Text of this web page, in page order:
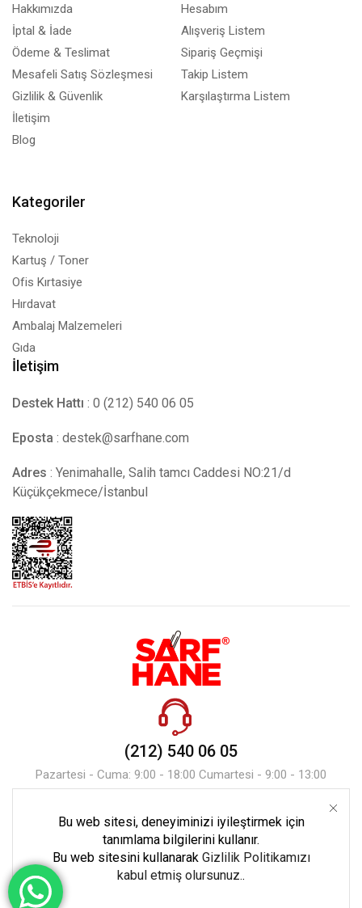
Hakkımızda
İptal & İade
Ödeme & Teslimat
Mesafeli Satış Sözleşmesi
Gizlilik & Güvenlik
İletişim
Blog
Hesabım
Alışveriş Listem
Sipariş Geçmişi
Takip Listem
Karşılaştırma Listem
Kategoriler
Teknoloji
Kartuş / Toner
Ofis Kırtasiye
Hırdavat
Ambalaj Malzemeleri
Gıda
İletişim
Destek Hattı : 0 (212) 540 06 05
Eposta : destek@sarfhane.com
Adres : Yenimahalle, Salih tamcı Caddesi NO:21/d
Küçükçekmece/İstanbul
(212) 540 06 05
Pazartesi - Cuma: 9:00 - 18:00 Cumartesi - 9:00 - 13:00
Mesaj Gönder
Bu web sitesi, deneyiminizi iyileştirmek için
tanımlama bilgilerini kullanır.
Bu web sitesini kullanarak Gizlilik Politikamızı
kabul etmiş olursunuz..